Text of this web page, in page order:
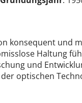
konsequent
Haltung
und
optischen